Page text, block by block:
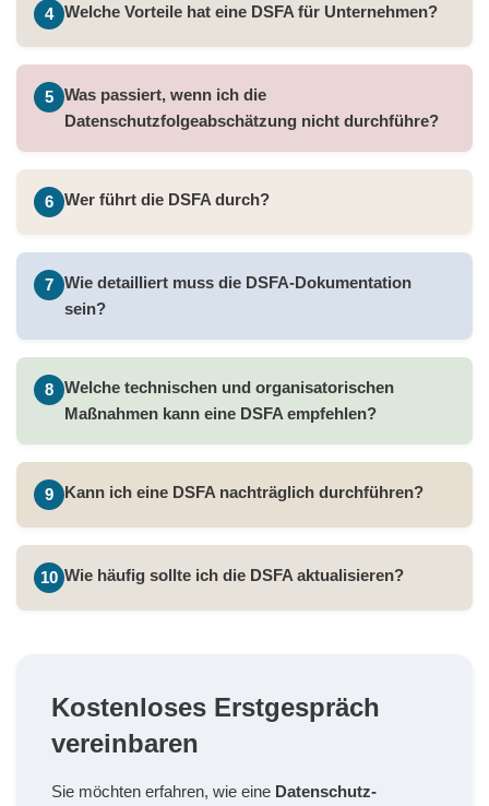
4 Welche Vorteile hat eine DSFA für Unternehmen?
5 Was passiert, wenn ich die
Datenschutzfolgeabschätzung nicht durchführe?
6 Wer führt die DSFA durch?
7 Wie detailliert muss die DSFA-Dokumentation
sein?
8 Welche technischen und organisatorischen
Maßnahmen kann eine DSFA empfehlen?
9 Kann ich eine DSFA nachträglich durchführen?
10 Wie häufig sollte ich die DSFA aktualisieren?
Kostenloses Erstgespräch
vereinbaren
Sie möchten erfahren, wie eine Datenschutz-